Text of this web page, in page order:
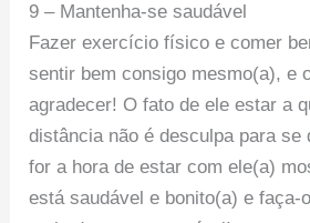
9 – Mantenha-se saudável
Fazer exercício físico e comer
sentir bem consigo mesmo(a), e
agradecer! O fato de ele estar a
distância não é desculpa para se
for a hora de estar com ele(a)
está saudável e bonito(a) e faça-